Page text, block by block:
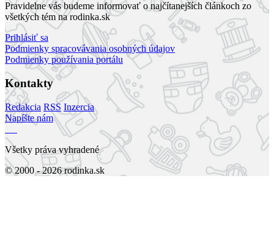
Pravidelne vás budeme informovať o najčítanejších článkoch zo
všetkých tém na rodinka.sk
Prihlásiť sa
Podmienky spracovávania osobných údajov
Podmienky používania portálu
Kontakty
Redakcia RSS Inzercia
Napíšte nám
Všetky práva vyhradené
© 2000 - 2026 rodinka.sk